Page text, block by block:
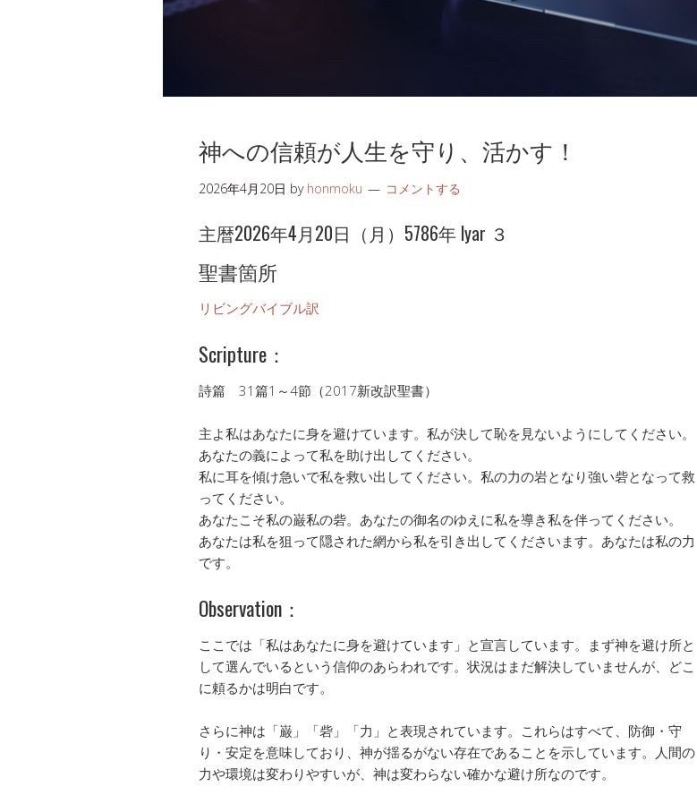
神への信頼が人生を守り、活かす！
2026年4月20日 by honmoku コメントする
主暦2026年4月20日（月）5786年 lyar ３
聖書箇所
リビングバイブル訳
Scripture：
詩篇 31篇1～4節（2017新改訳聖書）
主よ私はあなたに身を避けています。私が決して恥を見ないようにしてください。
あなたの義によって私を助け出してください。
私に耳を傾け急いで私を救い出してください。私の力の岩となり強い砦となって救
ってください。
あなたこそ私の巌私の砦。あなたの御名のゆえに私を導き私を伴ってください。
あなたは私を狙って隠された網から私を引き出してくださいます。あなたは私の力
です。
Observation：
ここでは「私はあなたに身を避けています」と宣言しています。まず神を避け所と
して選んでいるという信仰のあらわれです。状況はまだ解決していませんが、どこ
に頼るかは明白です。
さらに神は「巌」「砦」「力」と表現されています。これらはすべて、防御・守
り・安定を意味しており、神が揺るがない存在であることを示しています。人間の
力や環境は変わりやすいが、神は変わらない確かな避け所なのです。